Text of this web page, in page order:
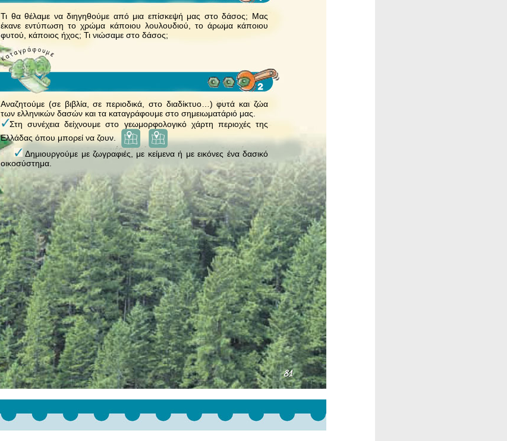
Τι θα θέλαμε να διηγηθούμε από μια επίσκεψή μας στο δάσος; Μας
έκανε εντύπωση το χρώμα κάποιου λουλουδιού, το άρωμα κάποιου
φυτού, κάποιος ήχος; Τι νιώσαμε στο δάσος;
Αναζητούμε (σε βιβλία, σε περιοδικά, στο διαδίκτυο…) φυτά και ζώα
των ελληνι­κών δασών και τα καταγράφουμε στο σημειωματάριό μας.
Στη συνέχεια δείχνουμε στο γεωμορφολογικό χάρτη περιοχές της
Ελλάδας όπου μπορεί να ζουν.
Δημιουργούμε με ζωγραφιές, με κείμενα ή με εικόνες ένα δασικό
οικοσύ­στημα.